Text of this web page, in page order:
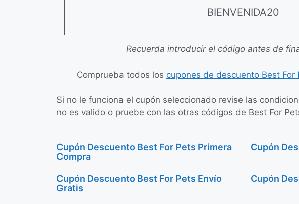
BIENVENIDA20
Recuerda introducir el código antes de
Comprueba todos los cupones de descuento Best For
Si no le funciona el cupón seleccionado revise las
no es valido o pruebe con las otras códigos de Best For
Cupón Descuento Best For Pets Primera
Compra
Cupón
Cupón Descuento Best For Pets Envío
Gratis
Cupón